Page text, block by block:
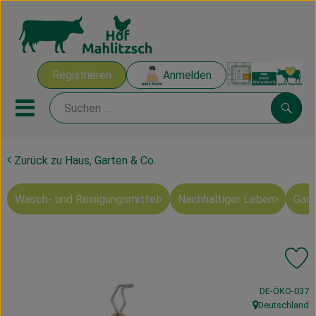
Registrieren Anmelden
Mobiles Menu öffnen oder
Ökokisten
Mahlitzscher Produkte
Zurück zu Haus, Garten & Co.
Wasch- und Reinigungsmittel Nachhaltiger Leben
,DE-ÖKO-037
, Herkunft:
Deutschland